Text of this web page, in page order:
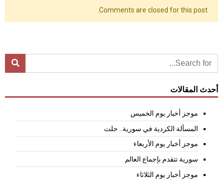
Comments are closed for this post.
أحدث المقالات
موجز أخبار يوم الخميس
المسألة الكردية في سورية.. حلت
موجز أخبار يوم الأربعاء
سورية تتقدم بإجماع العالم
موجز أخبار يوم الثلاثاء